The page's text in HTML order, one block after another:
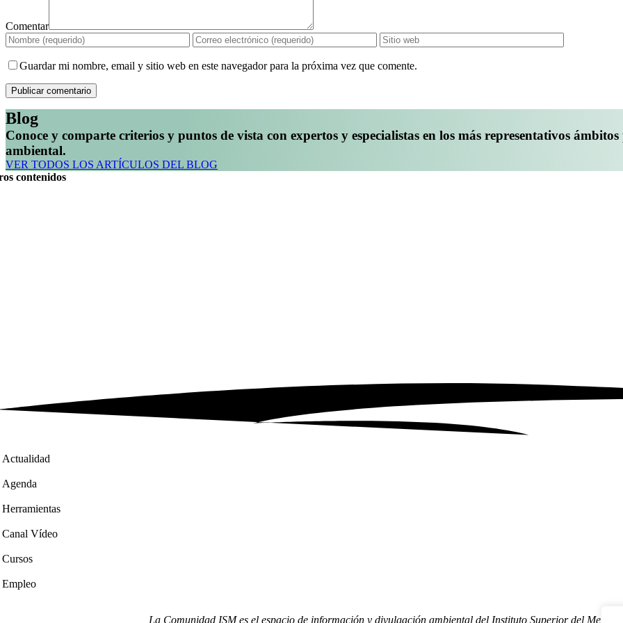
Comentar
Guardar mi nombre, email y sitio web en este navegador para la próxima vez que comente.
Blog
Conoce y comparte criterios y puntos de vista con expertos y especialistas en los más representativos
ambiental.
VER TODOS LOS ARTÍCULOS DEL BLOG
contenidos
Actualidad
Agenda
Herramientas
Canal Vídeo
Cursos
Empleo
La Comunidad ISM es el espacio de información y divulgación ambiental del Instituto Superior del Medio